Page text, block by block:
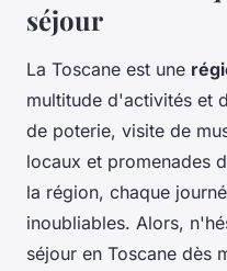
séjour
La Toscane est une
multitude d'activités et
de poterie, visite de
locaux et promenades
la région, chaque
inoubliables. Alors,
séjour en Toscane dès